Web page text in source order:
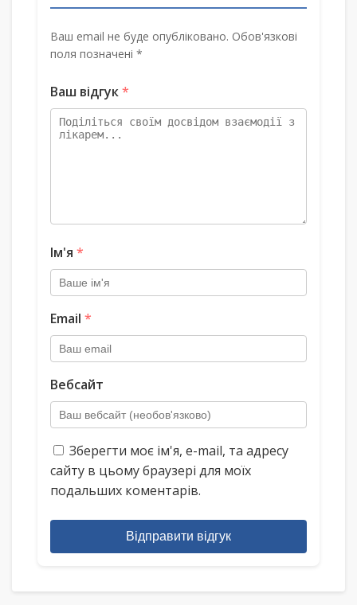
Ваш email не буде опубліковано. Обов'язкові
поля позначені *
Ваш відгук*
Ім'я *
Email *
Вебсайт
Зберегти моє ім'я, e-mail, та адресу
сайту в цьому браузері для моїх
подальших коментарів.
Відправити відгук